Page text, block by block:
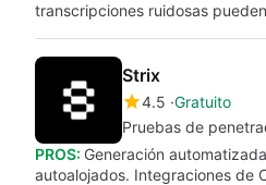
transcripciones ruidosas
Strix
4.5 Gratuito
Pruebas de
PROS: Generación
autoalojados. Integraciones de